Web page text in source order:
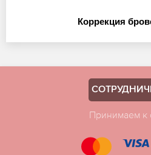
Коррекция
Принимаем к